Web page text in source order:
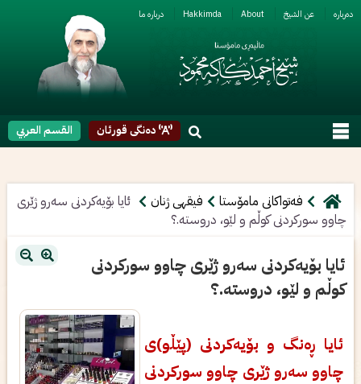
عن الشیخ Hakkimda About دربارە ما
القسم العربي دەنگی قورئان
فەتواکانی مامۆستا فیقهی ژنان
ئایا بۆیەکردنی سەرو ژێری
چاوو سورکردنی کوڵم و لێو، دروستە.؟
ئایا بۆیەکردنی سەرو ژێری چاوو سورکردنی
کوڵم و لێو، دروستە.؟
ئایا ڕەنگ و بۆیەکردنی (پێڵو)ی
چاوو سەرو ژێری چاوو سورکردنی